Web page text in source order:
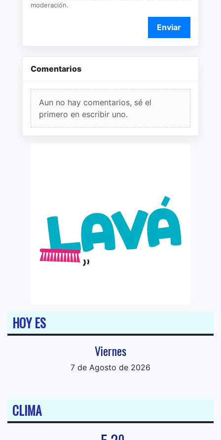
moderación.
Enviar
Comentarios
Aun no hay comentarios, sé el
primero en escribir uno.
HOY ES
Viernes
7 de Agosto de 2026
CLIMA